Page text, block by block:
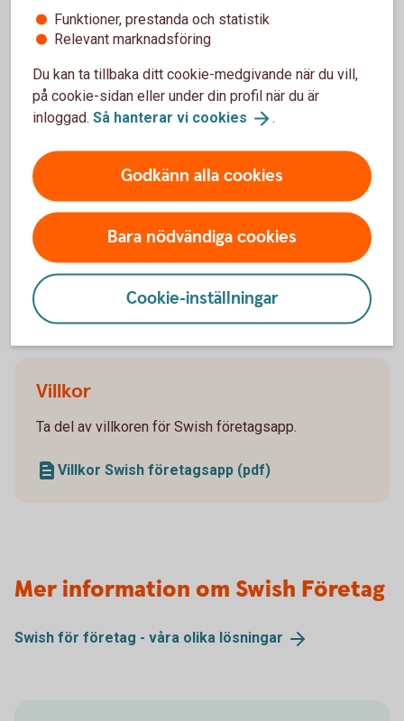
svar
Vad är Swish företagsapp?
Kan jag skapa kvitton i företagsappen?
Villkor
Ta del av villkoren för Swish företagsapp.
Villkor Swish företagsapp (pdf)
Mer information om Swish Företag
Swish för företag - våra olika lösningar
Funktioner, prestanda och statistik
Relevant marknadsföring
Du kan ta tillbaka ditt cookie-medgivande när du vill,
på cookie-sidan eller under din profil när du är
inloggad. Så hanterar vi cookies .
Godkänn alla cookies
Bara nödvändiga cookies
Cookie-inställningar